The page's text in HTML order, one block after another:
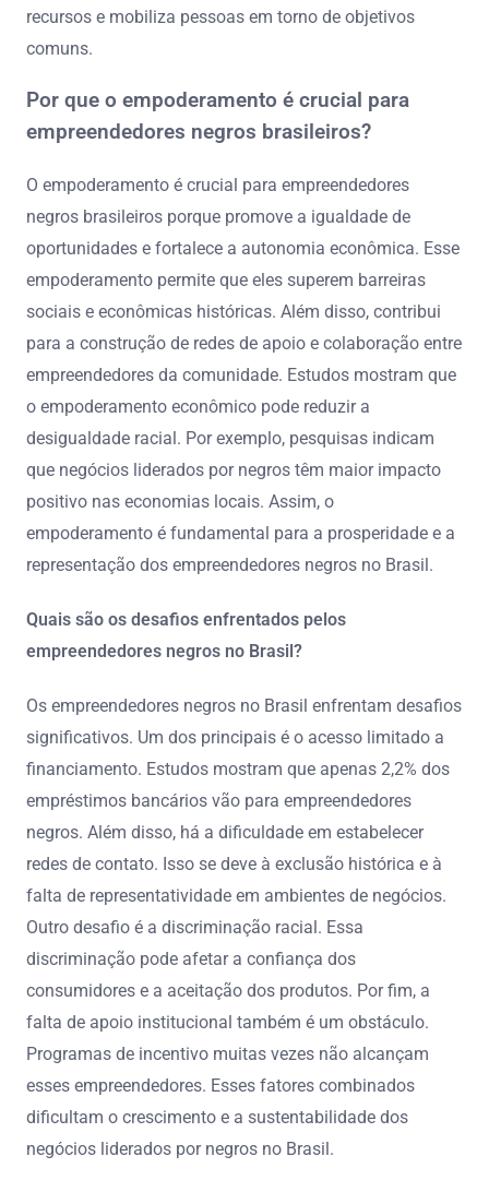
recursos e mobiliza pessoas em torno de objetivos
comuns.
Por que o empoderamento é crucial para
empreendedores negros brasileiros?
O empoderamento é crucial para empreendedores
negros brasileiros porque promove a igualdade de
oportunidades e fortalece a autonomia econômica. Esse
empoderamento permite que eles superem barreiras
sociais e econômicas históricas. Além disso, contribui
para a construção de redes de apoio e colaboração entre
empreendedores da comunidade. Estudos mostram que
o empoderamento econômico pode reduzir a
desigualdade racial. Por exemplo, pesquisas indicam
que negócios liderados por negros têm maior impacto
positivo nas economias locais. Assim, o
empoderamento é fundamental para a prosperidade e a
representação dos empreendedores negros no Brasil.
Quais são os desafios enfrentados pelos
empreendedores negros no Brasil?
Os empreendedores negros no Brasil enfrentam desafios
significativos. Um dos principais é o acesso limitado a
financiamento. Estudos mostram que apenas 2,2% dos
empréstimos bancários vão para empreendedores
negros. Além disso, há a dificuldade em estabelecer
redes de contato. Isso se deve à exclusão histórica e à
falta de representatividade em ambientes de negócios.
Outro desafio é a discriminação racial. Essa
discriminação pode afetar a confiança dos
consumidores e a aceitação dos produtos. Por fim, a
falta de apoio institucional também é um obstáculo.
Programas de incentivo muitas vezes não alcançam
esses empreendedores. Esses fatores combinados
dificultam o crescimento e a sustentabilidade dos
negócios liderados por negros no Brasil.